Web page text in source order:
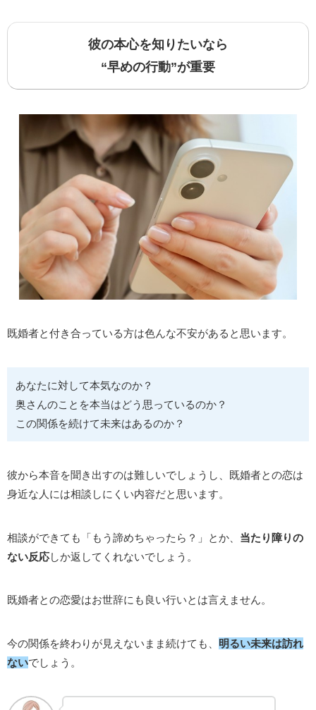
彼の本心を知りたいなら
“早めの行動”が重要
既婚者と付き合っている方は色んな不安があると思います。
あなたに対して本気なのか？
奥さんのことを本当はどう思っているのか？
この関係を続けて未来はあるのか？
彼から本音を聞き出すのは難しいでしょうし、既婚者との恋は
身近な人には相談しにくい内容だと思います。
相談ができても「もう諦めちゃったら？」とか、 当たり障りの
ない反応しか返してくれないでしょう。
既婚者との恋愛はお世辞にも良い行いとは言えません。
今の関係を終わりが見えないまま続けても、 明るい未来は訪れ
ないでしょう。